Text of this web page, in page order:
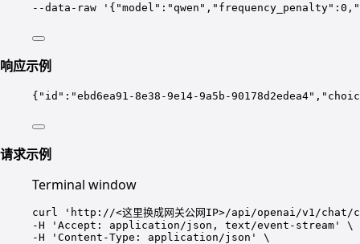
--data-raw
'
响应示例
{ "id" : "ebd6ea91-8e38-9e14-9a5b-90178d2edea4" ,
请求示例
Terminal window
curl ' http://<这里换成网关公网IP>/api/openai/v1/chat/
-H
' Accept: application/json, text/event-stream '
\
-H
' Content-Type: application/json '
\